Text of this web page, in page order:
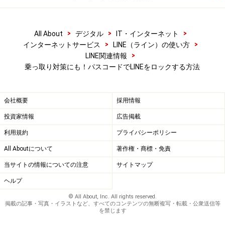
容表示”をONにできます。
パスコードロックを設定していても、メッセージの内容を表
示させたい場合、パスコード入力画面で4ケタの数字を2度入
力した後、“メッセージ通知の内容表示”をタップし、機能ON
にする
「設定画面」の「通知設定」 → 「メッセージ通知の内容表
示」をONにする
All About > デジタル > IT・インターネット
>
インターネットサービス
> LINE（ライン）の使い方
>
LINE関連情報
>
乗っ取り対策にも！パスコードでLINEをロックする方法
会社概要 採用情報
投資家情報 広告掲載
利用規約 プライバシーポリシー
All Aboutについて 著作権・商標・免責
当サイトの情報についての注意 サイトマップ
ヘルプ
© All About, Inc. All rights reserved.
掲載の記事・写真・イラストなど、すべてのコンテンツの無断複写・転載・公衆送信等
を禁じます